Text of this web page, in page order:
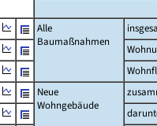
Alle
Baumaßnahmen
Neue
Wohngebäude